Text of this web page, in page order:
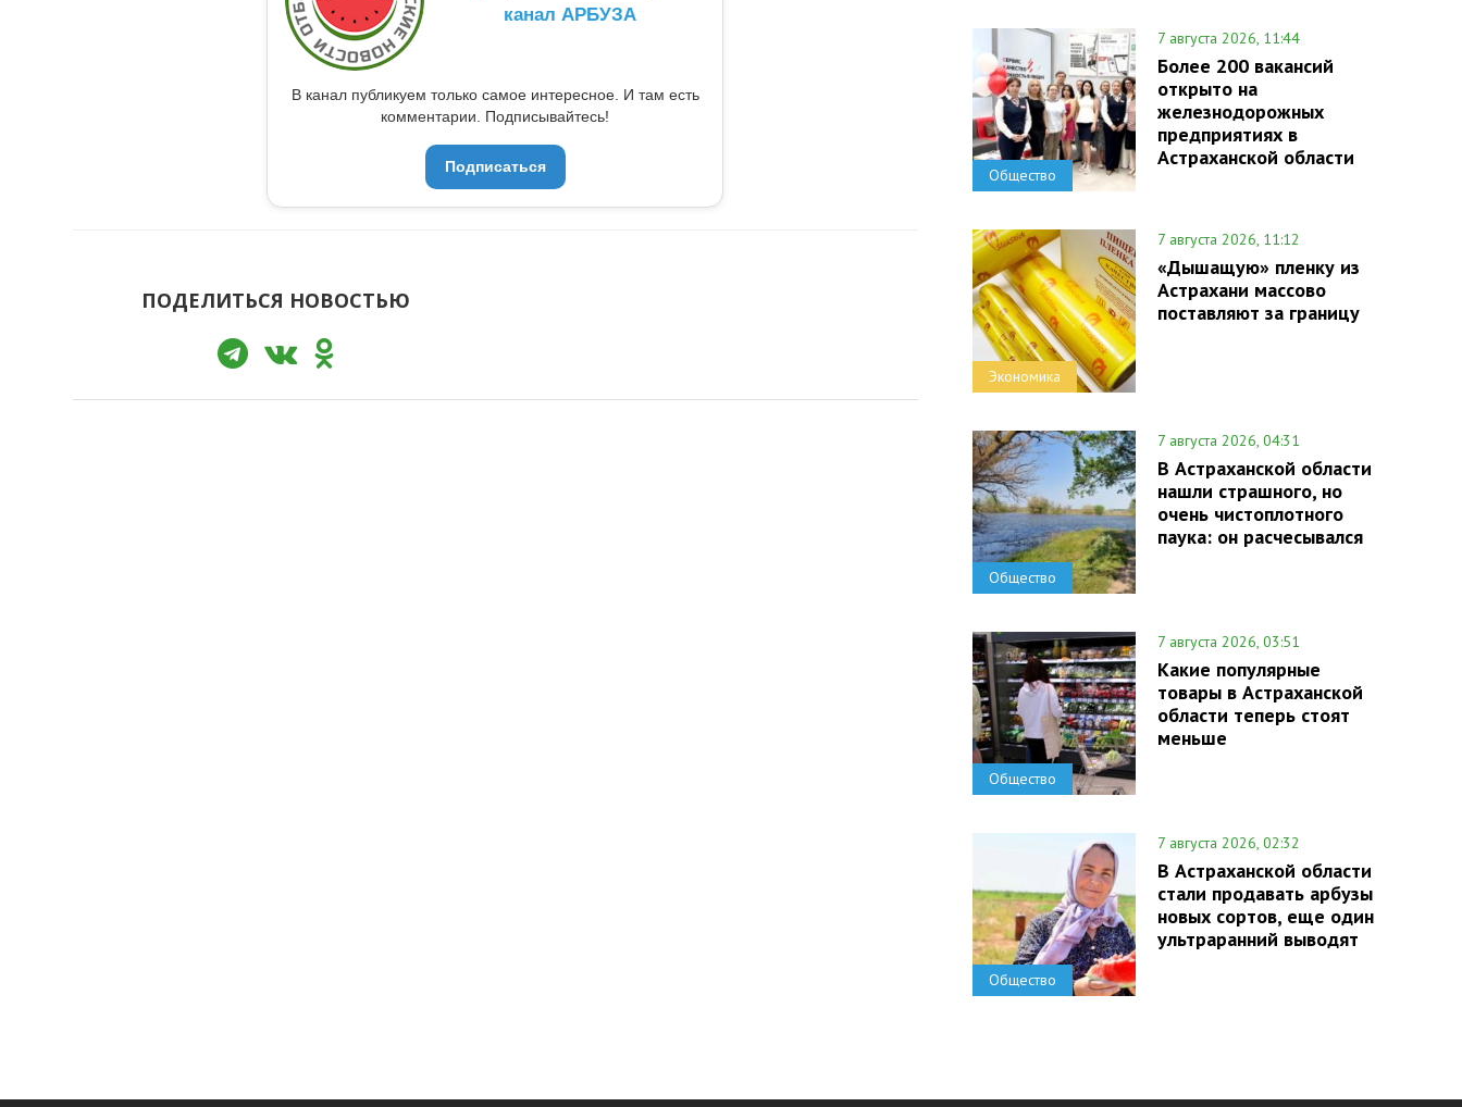
канал АРБУЗА
В канал публикуем только самое интересное. И там есть
комментарии. Подписывайтесь!
Подписаться
ПОДЕЛИТЬСЯ НОВОСТЬЮ
Общество
7 августа 2026, 11:44
Более 200 вакансий
открыто на
железнодорожных
предприятиях в
Астраханской области
Экономика
7 августа 2026, 11:12
«Дышащую» пленку из
Астрахани массово
поставляют за границу
Общество
7 августа 2026, 04:31
В Астраханской области
нашли страшного, но
очень чистоплотного
паука: он расчесывался
Общество
7 августа 2026, 03:51
Какие популярные
товары в Астраханской
области теперь стоят
меньше
Общество
7 августа 2026, 02:32
В Астраханской области
стали продавать арбузы
новых сортов, еще один
ультраранний выводят